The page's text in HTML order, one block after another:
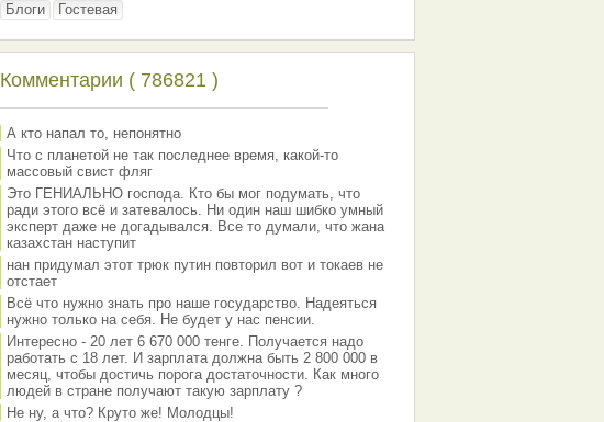
Блоги
Гостевая
Комментарии ( 786821 )
А кто напал то, непонятно
Что с планетой не так последнее время, какой-то
массовый свист фляг
Это ГЕНИАЛЬНО господа. Кто бы мог подумать, что
ради этого всё и затевалось. Ни один наш шибко умный
эксперт даже не догадывался. Все то думали, что жана
казахстан наступит
нан придумал этот трюк путин повторил вот и токаев не
отстает
Всё что нужно знать про наше государство. Надеяться
нужно только на себя. Не будет у нас пенсии.
Интересно - 20 лет 6 670 000 тенге. Получается надо
работать с 18 лет. И зарплата должна быть 2 800 000 в
месяц, чтобы достичь порога достаточности. Как много
людей в стране получают такую зарплату ?
Не ну, а что? Круто же! Молодцы!